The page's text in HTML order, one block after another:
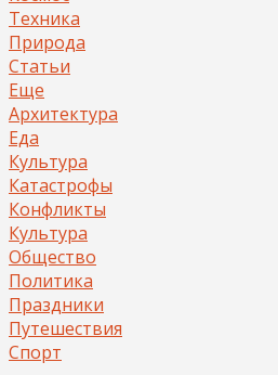
Техника
Природа
Статьи
Еще
Архитектура
Еда
Культура
Катастрофы
Конфликты
Культура
Общество
Политика
Праздники
Путешествия
Спорт